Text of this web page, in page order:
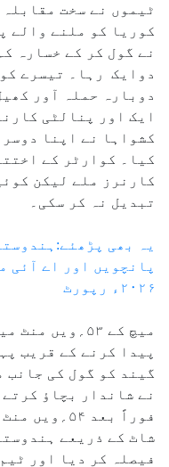
کوریا کو ملنے والے
نے گول کر کے خسارہ
دوایک رہا۔ تیسرے
ایک اور پنالٹی
کشواہا نے اپنا
کیا۔ کوارٹر کے
کارنرز ملے لیکن
تبدیل نہ کر سکی۔
یہ بھی
پانچویں اور اے آئی
۲۰۲۶ء رپورٹ
میچ کے
پیدا کرنے کے قریب
گیند کو گول کی جانب
نے شاندار بچاؤ
فوراً بعد
شاٹ کے ذریعے
فیصلہ کر دیا اور